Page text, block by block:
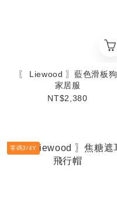
〖 Liewood 〗藍色滑板狗
家居服
NT$2,380
零碼3/4Y